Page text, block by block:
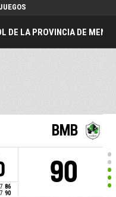
DE LA PROVINCIA DE
86
90
BMB
90